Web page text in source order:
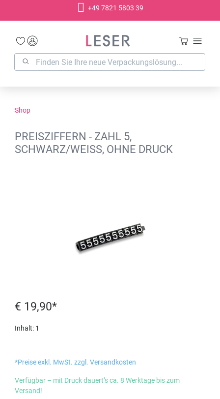
+49 7821 5803 39
Shop
PREISZIFFERN - ZAHL 5,
SCHWARZ/WEISS, OHNE DRUCK
€ 19,90*
Inhalt: 1
*Preise exkl. MwSt. zzgl. Versandkosten
Verfügbar – mit Druck dauert’s ca. 8 Werktage bis zum
Versand!